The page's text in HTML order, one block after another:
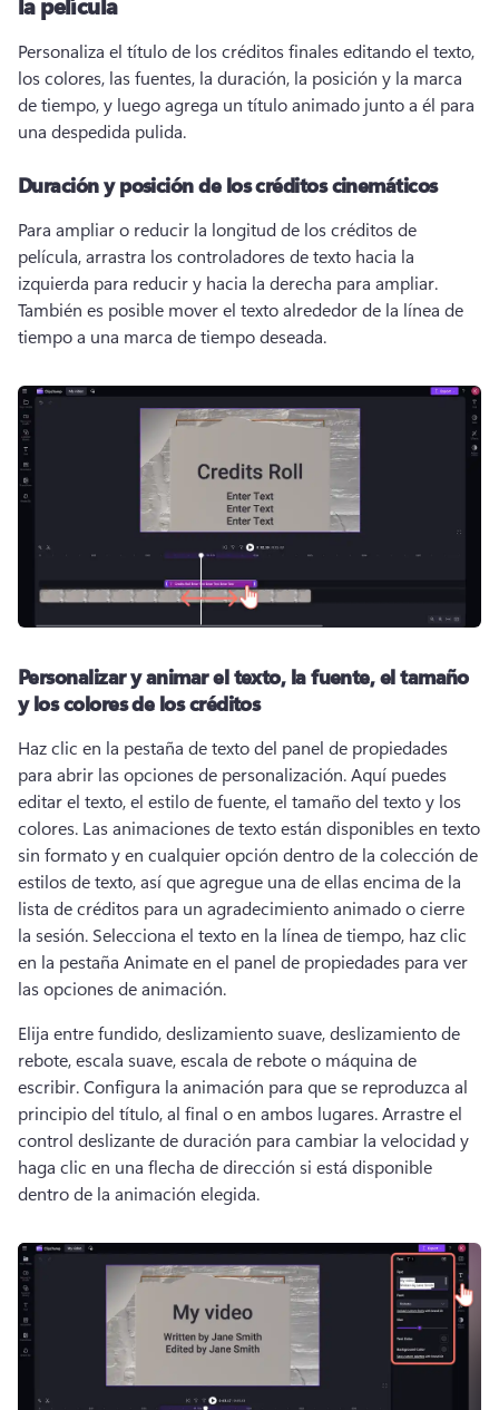
Personaliza el título de los créditos finales editando el texto,
los colores, las fuentes, la duración, la posición y la marca
de tiempo, y luego agrega un título animado junto a él para
una despedida pulida.
Duración y posición de los créditos cinemáticos
Para ampliar o reducir la longitud de los créditos de
película, arrastra los controladores de texto hacia la
También es posible mover el texto alrededor de la línea de
tiempo a una marca de tiempo deseada.
Personalizar y animar el texto, la fuente, el tamaño
y los colores de los créditos
Haz clic en la pestaña de texto del panel de propiedades
para abrir las opciones de personalización. Aquí puedes
editar el texto, el estilo de fuente, el tamaño del texto y los
colores. Las animaciones de texto están disponibles en texto
sin formato y en cualquier opción dentro de la colección de
estilos de texto, así que agregue una de ellas encima de la
lista de créditos para un agradecimiento animado o cierre
la sesión. Selecciona el texto en la línea de tiempo, haz clic
en la pestaña Animate en el panel de propiedades para ver
las opciones de animación.
Elija entre fundido, deslizamiento suave, deslizamiento de
rebote, escala suave, escala de rebote o máquina de
escribir. Configura la animación para que se reproduzca al
principio del título, al final o en ambos lugares. Arrastre el
control deslizante de duración para cambiar la velocidad y
haga clic en una flecha de dirección si está disponible
dentro de la animación elegida.